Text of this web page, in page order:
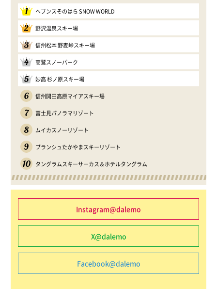
1 ヘブンスそのはら SNOW WORLD
2 野沢温泉スキー場
3 信州松本 野麦峠スキー場
4 高鷲スノーパーク
5 妙高 杉ノ原スキー場
6 信州開田高原マイアスキー場
7 富士見パノラマリゾート
8 ムイカスノーリゾート
9 ブランシュたかやまスキーリゾート
10 タングラムスキーサーカス＆ホテルタングラム
Instagram@dalemo
X@dalemo
Facebook@dalemo